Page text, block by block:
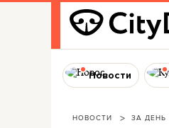
Новости
НОВОСТИ ЗА ДЕНЬ